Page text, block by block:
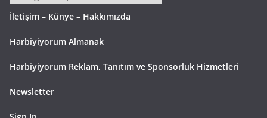
İletişim – Künye – Hakkımızda
Harbiyiyorum Almanak
Harbiyiyorum Reklam, Tanıtım ve Sponsorluk Hizmetleri
Newsletter